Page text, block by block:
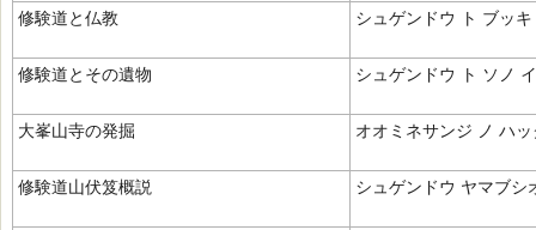
修験道と仏教
シュゲンドウ ト ブッ
修験道とその遺物 シュゲンドウ ト ソノ
大峯山寺の発掘 オオミネサンジ ノ ハ
修験道山伏笈概説 シュゲンドウ ヤマブシ